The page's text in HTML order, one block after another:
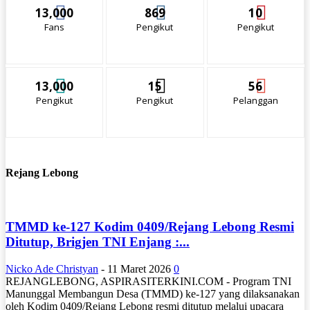
13,000
Fans
869
Pengikut
10
Pengikut
13,000
Pengikut
15
Pengikut
56
Pelanggan
Rejang Lebong
TMMD ke-127 Kodim 0409/Rejang Lebong Resmi
Ditutup, Brigjen TNI Enjang :...
Nicko Ade Christyan - 11 Maret 2026 0
REJANGLEBONG, ASPIRASITERKINI.COM - Program TNI
Manunggal Membangun Desa (TMMD) ke-127 yang dilaksanakan
oleh Kodim 0409/Rejang Lebong resmi ditutup melalui upacara